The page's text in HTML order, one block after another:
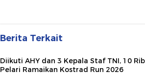
Berita Terkait
Diikuti AHY dan 3 Kepala Staf TNI, 10
Pelari Ramaikan Kostrad Run 2026